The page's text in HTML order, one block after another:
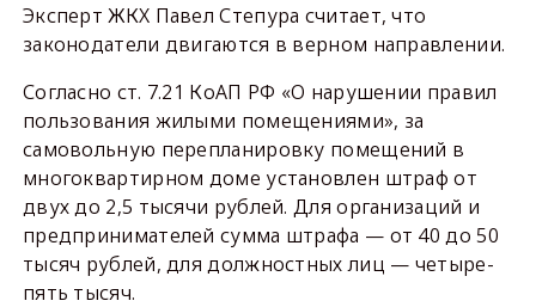
Эксперт ЖКХ Павел Степура считает, что
законодатели двигаются в верном направлении.
Согласно ст. 7.21 КоАП РФ «О нарушении правил
пользования жилыми помещениями», за
самовольную перепланировку помещений в
многоквартирном доме установлен штраф от
двух до 2,5 тысячи рублей. Для организаций и
предпринимателей сумма штрафа — от 40 до 50
тысяч рублей, для должностных лиц — четыре-
пять тысяч.